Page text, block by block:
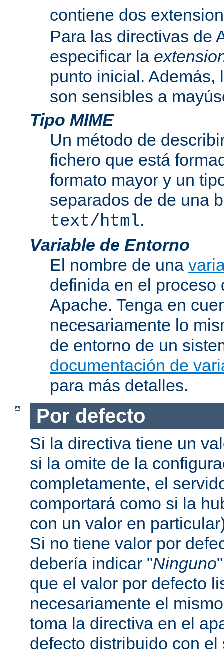
contiene dos
Para las directivas de
especificar la
punto inicial. Además,
son sensibles a
Tipo MIME
Un método de
fichero que está
formato mayor y un
separados de de una
text/html.
Variable de Entorno
El nombre de una
definida en el proceso
Apache. Tenga en
necesariamente lo
de entorno de un
documentación de
para más detalles.
Por defecto
Si la directiva tiene un
si la omite de la
completamente, el
comportará como si la
con un valor en
Si no tiene valor por
debería indicar "Ninguno
que el valor por defecto
necesariamente el
toma la directiva en el
defecto distribuido con el